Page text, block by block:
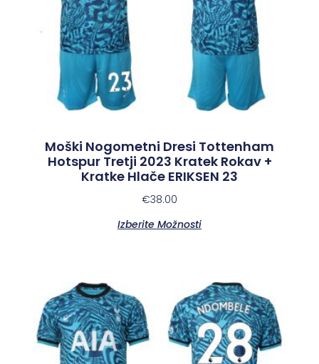
Moški Nogometni Dresi Tottenham
Hotspur Tretji 2023 Kratek Rokav +
Kratke Hlače ERIKSEN 23
€38.00
Izberite Možnosti